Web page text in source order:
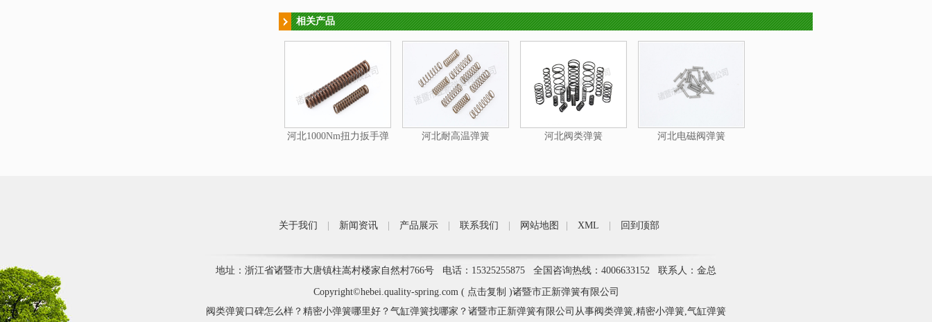
相关产品
河北1000Nm扭力扳手弹
河北耐高温弹簧 河北阀类弹簧 河北电磁阀弹簧
关于我们 新闻资讯 产品展示 联系我们 网站地图 XML 回到顶部
地址：浙江省诸暨市大唐镇柱嵩村楼家自然村766号 电话：15325255875 全国咨询热线：4006633152 联系人：金总
Copyright©hebei.quality-spring.com( 点击复制 )诸暨市正新弹簧有限公司
阀类弹簧口碑怎么样？精密小弹簧哪里好？气缸弹簧找哪家？诸暨市正新弹簧有限公司从事阀类弹簧,精密小弹簧,气缸弹簧